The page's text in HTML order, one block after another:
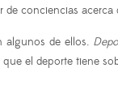
conciencias
algunos de ellos.
el deporte tiene